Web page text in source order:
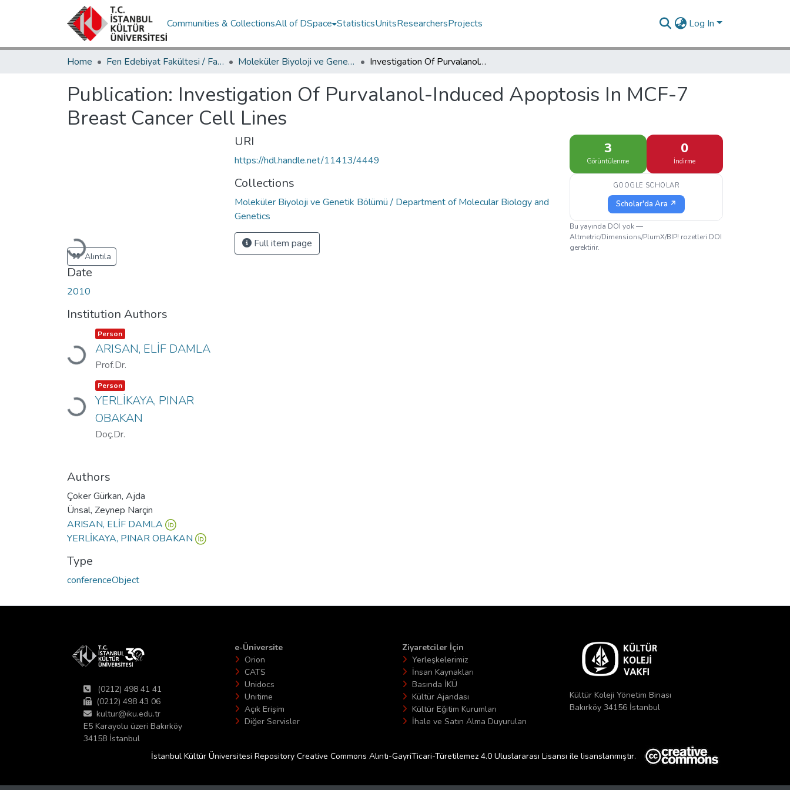
Communities & CollectionsAll of DSpace StatisticsUnitsResearchersProjects Log In
Home Fen Edebiyat Fakültesi / Faculty of Letters and Sciences Moleküler Biyoloji ve Genetik Bölümü / Department of Molecular Biology and Genetics Investigation Of Purvalanol-Induced Apoptosis In MCF-7 Breast Cancer Cell Lines
Publication: Investigation Of Purvalanol-Induced Apoptosis In MCF-7
Breast Cancer Cell Lines
Loading...
Alıntıla
Date
2010
Institution Authors
Loading...
Item type:
Person ,
ARISAN, ELİF DAMLA
Prof.Dr.
Loading...
Item type:
Person ,
YERLİKAYA, PINAR
OBAKAN
Doç.Dr.
Authors
Çoker Gürkan, Ajda
Ünsal, Zeynep Narçin
ARISAN, ELİF DAMLA
YERLİKAYA, PINAR OBAKAN
Type
conferenceObject
URI
https://hdl.handle.net/11413/4449
Collections
Moleküler Biyoloji ve Genetik Bölümü / Department of Molecular Biology and
Genetics
Full item page
3
Görüntülenme
0
İndirme
GOOGLE SCHOLAR
Scholar'da Ara ↗
Bu yayında DOI yok —
Altmetric/Dimensions/PlumX/BIP! rozetleri DOI
gerektirir.
(0212) 498 41 41
(0212) 498 43 06
kultur@iku.edu.tr
E5 Karayolu üzeri Bakırköy
34158 İstanbul
e-Üniversite
Orion
CATS
Unidocs
Unitime
Açık Erişim
Diğer Servisler
Ziyaretciler İçin
Yerleşkelerimiz
İnsan Kaynakları
Basında İKÜ
Kültür Ajandası
Kültür Eğitim Kurumları
İhale ve Satın Alma Duyuruları
Kültür Koleji Yönetim Binası
Bakırköy 34156 İstanbul
İstanbul Kültür Üniversitesi Repository Creative Commons Alıntı-GayriTicari-Türetilemez 4.0 Uluslararası Lisansı ile lisanslanmıştır.